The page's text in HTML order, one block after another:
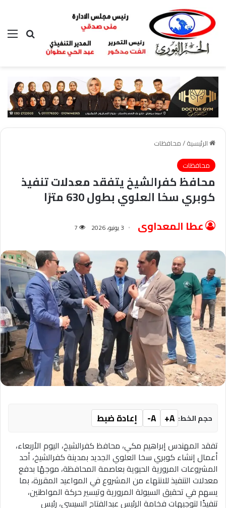
بحث عن
الرئيسية/محافظات
محافظات
محافظ كفرالشيخ يتفقد معدلات تنفيذ
كوبري سخا العلوي بطول 630 مترًا
عطا المعداوى 3 يونيو، 2026 7
حجم الخط: A+
A- إعادة ضبط
تفقد المهندس إبراهيم مكي، محافظ كفرالشيخ، اليوم الأربعاء،
أعمال إنشاء كوبري سخا العلوي الجديد بمدينة كفرالشيخ، أحد
المشروعات المرورية الحيوية بعاصمة المحافظة، موجهًا بدفع
معدلات التنفيذ للانتهاء من المشروع في المواعيد المقررة، بما
يسهم في تحقيق السيولة المرورية وتيسير حركة المواطنين،
تنفيذًا لتوجيهات فخامة الرئيس عبدالفتاح السيسي، رئيس